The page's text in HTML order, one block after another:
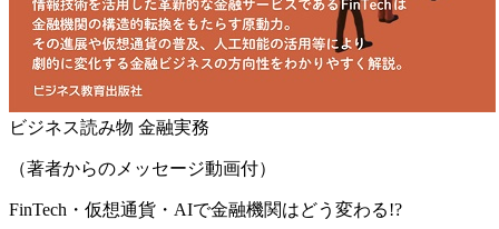
ビジネス読み物 金融実務
（著者からのメッセージ動画付）
FinTech・仮想通貨・AIで金融機関はどう変わる!?